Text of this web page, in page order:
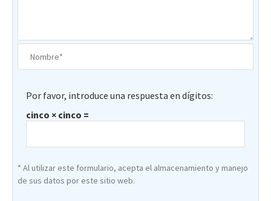
Por favor, introduce una respuesta en dígitos:
cinco × cinco =
* Al utilizar este formulario, acepta el almacenamiento y manejo
de sus datos por este sitio web.